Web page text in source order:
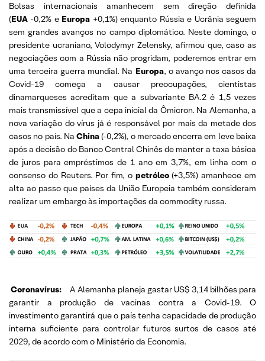
Bolsas internacionais amanhecem sem direção definida
(EUA -0,2% e Europa +0,1%) enquanto Rússia e Ucrânia seguem
sem grandes avanços no campo diplomático. Neste domingo, o
presidente ucraniano, Volodymyr Zelensky, afirmou que, caso as
negociações com a Rússia não progridam, poderemos entrar em
uma terceira guerra mundial. Na Europa, o avanço nos casos da
Covid-19 começa a causar preocupações, cientistas
dinamarqueses acreditam que a subvariante BA.2 é 1,5 vezes
mais transmissível que a cepa inicial da Ômicron. Na Alemanha, a
nova variação do vírus já é responsável por mais da metade dos
casos no país. NaChina(-0,2%), o mercado encerra em leve baixa
após a decisão do Banco Central Chinês de manter a taxa básica
de juros para empréstimos de 1 ano em 3,7%, em linha com o
consenso do Reuters. Por fim, o petróleo(+3,5%) amanhece em
alta ao passo que países da União Europeia também consideram
realizar um embargo às importações da commodity russa.
Coronavírus:
A Alemanha planeja gastar US$ 3,14 bilhões para
garantir a produção de vacinas contra a Covid-19. O
investimento garantirá que o país tenha capacidade de produção
interna suficiente para controlar futuros surtos de casos até
2029, de acordo com o Ministério da Economia.